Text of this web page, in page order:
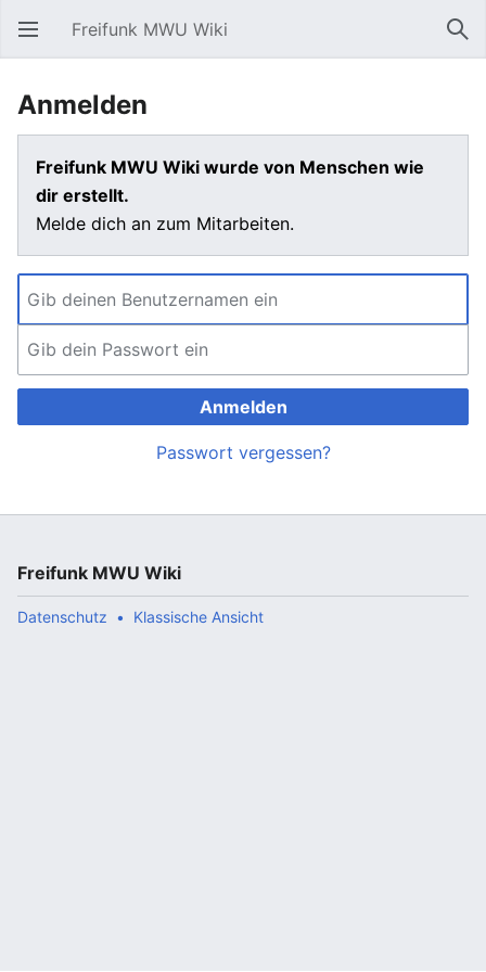
Hauptmenü öffnen Freifunk MWU Wiki
Anmelden
Freifunk MWU Wiki wurde von Menschen wie
dir erstellt.
Melde dich an zum Mitarbeiten.
Anmelden
Passwort vergessen?
Freifunk MWU Wiki
Datenschutz Klassische Ansicht